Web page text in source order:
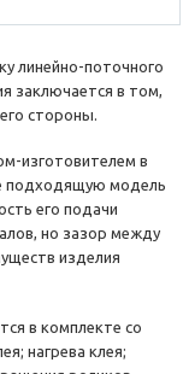
линейно-поточного
заключается в том,
стороны.
изготовителем в
подходящую модель
его подачи
но зазор между
изделия
в комплекте со
нагрева клея;